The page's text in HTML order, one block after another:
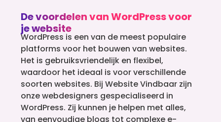
De voordelen van WordPress voor
je website
WordPress is een van de meest populaire
platforms voor het bouwen van websites.
Het is gebruiksvriendelijk en flexibel,
waardoor het ideaal is voor verschillende
soorten websites. Bij Website Vindbaar zijn
onze webdesigners gespecialiseerd in
WordPress. Zij kunnen je helpen met alles,
van eenvoudige blogs tot complexe e-